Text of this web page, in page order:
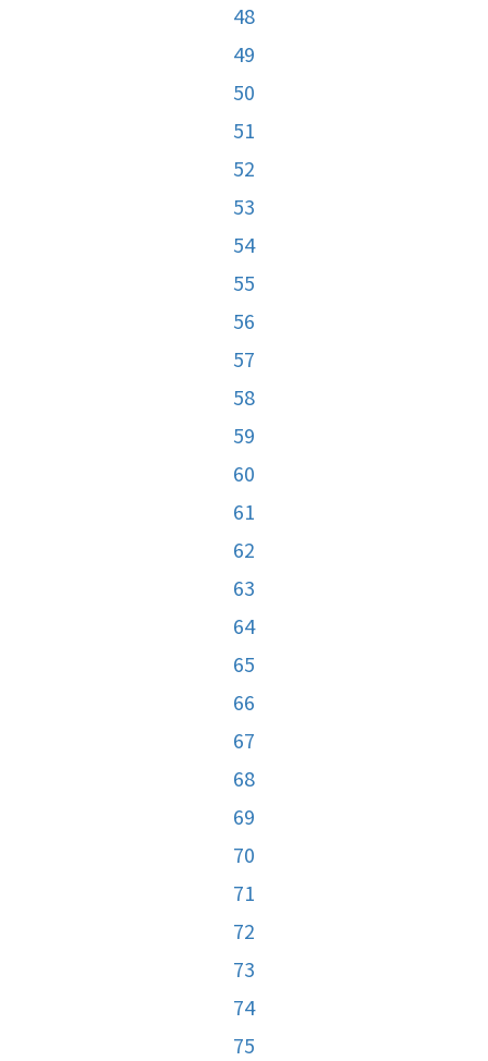
48
49
50
51
52
53
54
55
56
57
58
59
60
61
62
63
64
65
66
67
68
69
70
71
72
73
74
75